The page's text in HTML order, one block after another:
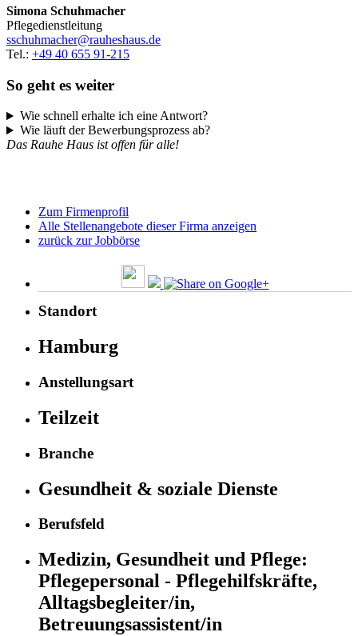
Simona Schuhmacher
Pflegedienstleitung
sschuhmacher@rauheshaus.de
Tel.: +49 40 655 91-215
So geht es weiter
Wie schnell erhalte ich eine Antwort?
Wie läuft der Bewerbungsprozess ab?
Das Rauhe Haus ist offen für alle!
Zum Firmenprofil
Alle Stellenangebote dieser Firma anzeigen
zurück zur Jobbörse
Standort
Hamburg
Anstellungsart
Teilzeit
Branche
Gesundheit & soziale Dienste
Berufsfeld
Medizin, Gesundheit und Pflege:
Pflegepersonal - Pflegehilfskräfte,
Alltagsbegleiter/in,
Betreuungsassistent/in